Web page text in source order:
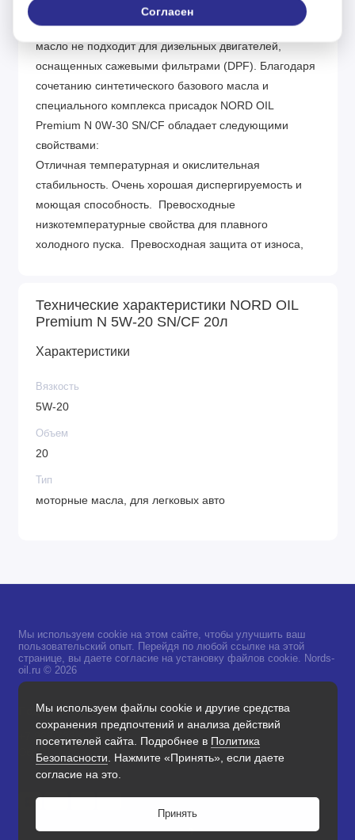
0
для современных легковых автомобилей и легких
грузовиков с турбокомпрессором или без него. Это
масло не подходит для дизельных двигателей,
оснащенных сажевыми фильтрами (DPF). Благодаря
сочетанию синтетического базового масла и
специального комплекса присадок NORD OIL
Premium N 0W-30 SN/CF обладает следующими
свойствами:
Отличная температурная и окислительная
стабильность. Очень хорошая диспергируемость и
моющая способность. Превосходные
низкотемпературные свойства для плавного
холодного пуска. Превосходная защита от износа,
Единица Метод Класс SAE 0W-30 Вязкость
кинематическая при 40 °С мм²/с ГОСТ 33 56.7
Вязкость кинематическая при 100
25371 185 Температура вспышки в открытом тигле
°C ГОСТ 4333 228 Температура застывания °C
860
Технические характеристики NORD OIL
Premium N 5W-20 SN/CF 20л
Характеристики
Вязкость
5W-20
Объем
20
Тип
моторные масла, для легковых авто
Мы используем файлы cookie и другие средства
сохранения предпочтений и анализа действий
посетителей сайта. Подробнее в Политика
Безопасности . Нажмите «Принять», если даете
согласие на это.
Принять
Мы используем cookie на этом сайте, чтобы улучшить ваш
пользовательский опыт. Перейдя по любой ссылке на этой
странице, вы даете согласие на установку файлов cookie. Nords-
oil.ru © 2026
Поддержка
+7 968 733-60-50
Обратный звонок
Согласен